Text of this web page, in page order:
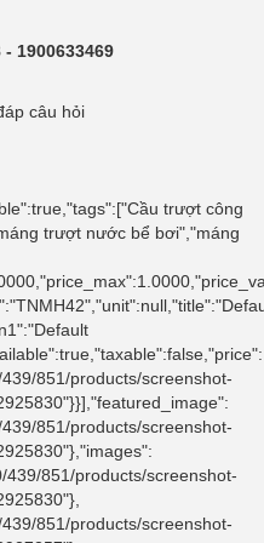
1900633469
câu hỏi
trượt công
trượt nước bể bơi","máng
851/products/screenshot-
851/products/screenshot-
851/products/screenshot-
851/products/screenshot-